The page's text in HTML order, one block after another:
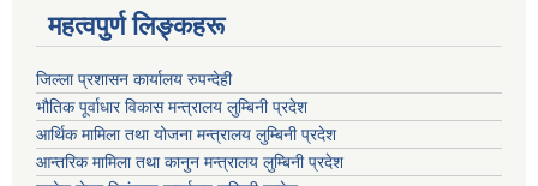
महत्वपुर्ण लिङ्कहरू
जिल्ला प्रशासन कार्यालय रुपन्देही
भौतिक पूर्वाधार विकास मन्त्रालय लुम्बिनी प्रदेश
आर्थिक मामिला तथा योजना मन्त्रालय लुम्बिनी प्रदेश
आन्तरिक मामिला तथा कानुन मन्त्रालय लुम्बिनी प्रदेश